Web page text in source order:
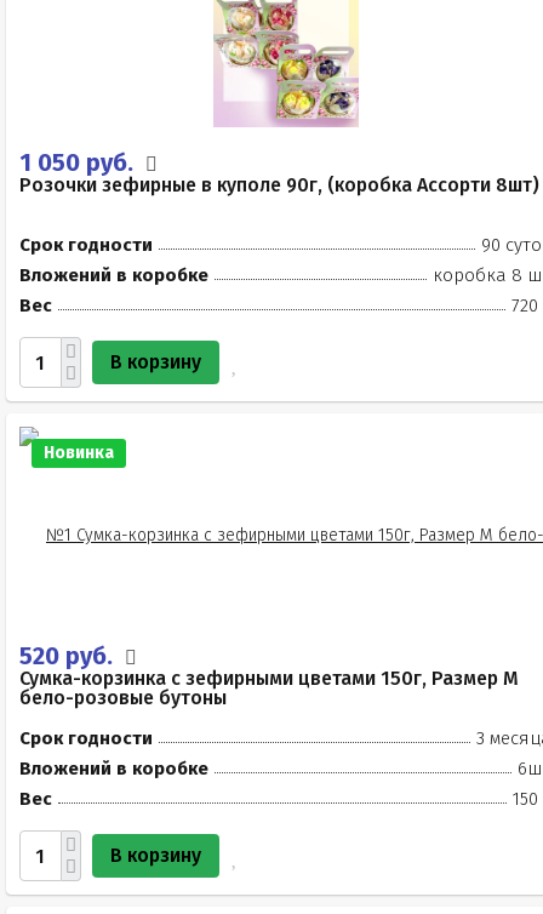
1 050 руб.
Розочки зефирные в куполе 90г, (коробка Ассорти 8шт)
Срок годности
90
Вложений в коробке
коробка 8
Вес
720
В корзину
Новинка
520 руб.
Сумка-корзинка с зефирными цветами 150г, Размер М
бело-розовые бутоны
Срок годности
3
Вложений в коробке
Вес
150
В корзину